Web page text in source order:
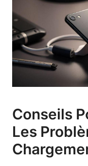
Conseils
Les